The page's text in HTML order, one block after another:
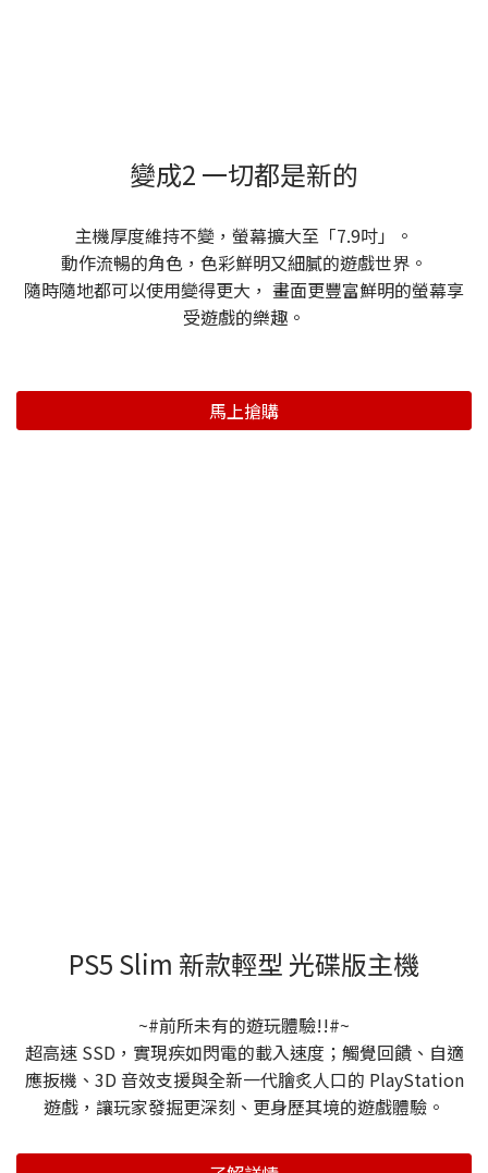
變成2 一切都是新的
主機厚度維持不變，螢幕擴大至「7.9吋」。
動作流暢的角色，色彩鮮明又細膩的遊戲世界。
隨時隨地都可以使用變得更大， 畫面更豐富鮮明的螢幕享
受遊戲的樂趣。
馬上搶購
PS5 Slim 新款輕型 光碟版主機
~#前所未有的遊玩體驗!!#~
超高速 SSD，實現疾如閃電的載入速度；觸覺回饋、自適
應扳機、3D 音效支援與全新一代膾炙人口的 PlayStation
遊戲，讓玩家發掘更深刻、更身歷其境的遊戲體驗。